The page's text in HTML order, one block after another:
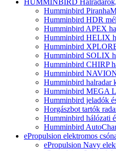
Humminbird
Humminbird HDR
Humminbird APEX
Humminbird HELIX
Humminbird
Humminbird SOLIX
Humminbird CHIRP
Humminbird
Humminbird halradar
Humminbird MEGA
Humminbird jeladók
Horgászbot tartók
Humminbird hálózati
Humminbird
ePropulsion elektromos
ePropulsion Navy